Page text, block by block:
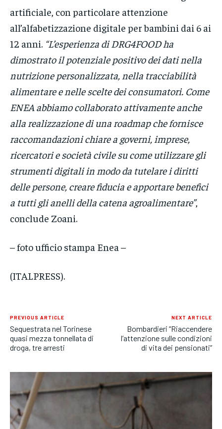
artificiale, con particolare attenzione
all’alfabetizzazione digitale per bambini dai 6 ai
12 anni. “L’esperienza di DRG4FOOD ha
dimostrato il potenziale positivo dei dati nella
nutrizione personalizzata, nella tracciabilità
alimentare e nelle scelte dei consumatori. Come
ENEA abbiamo collaborato attivamente anche
alla realizzazione di una roadmap che fornisce
raccomandazioni chiare a governi, imprese,
ricercatori e società civile su come utilizzare gli
strumenti digitali in modo da tutelare i diritti
delle persone, creare fiducia e apportare benefici
a tutti gli anelli della catena agroalimentare”,
conclude Zoani.
– foto ufficio stampa Enea –
(ITALPRESS).
PREVIOUS ARTICLE
Sequestrata nel Torinese
quasi mezza tonnellata di
droga, tre arresti
NEXT ARTICLE
Bombardieri “Riaccendere
l’attenzione sulle condizioni
di vita dei pensionati”